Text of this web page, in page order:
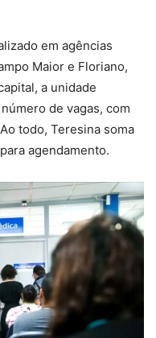
em agências
Maior e Floriano,
a unidade
de vagas, com
todo, Teresina soma
agendamento.